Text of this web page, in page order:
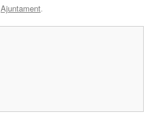
Ajuntament.